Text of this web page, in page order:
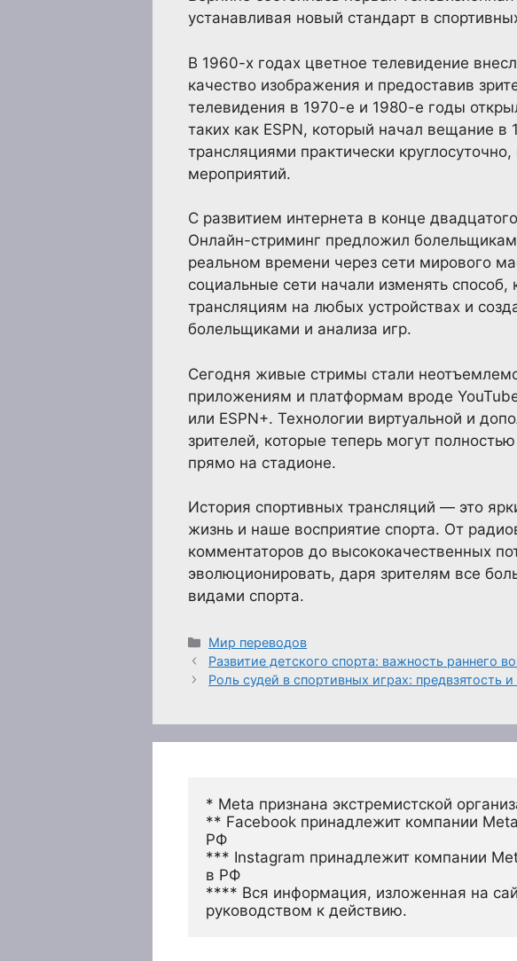
устанавливая новый стандарт в
В 1960-х годах цветное телевидение
качество изображения и предоставив
телевидения в 1970-е и 1980-е годы
таких как ESPN, который начал вещание
трансляциями практически
мероприятий.
С развитием интернета в конце
Онлайн-стриминг предложил
реальном времени через сети мирового
социальные сети начали изменять
трансляциям на любых устройствах и
болельщиками и анализа игр.
Сегодня живые стримы стали
приложениям и платформам вроде
или ESPN+. Технологии виртуальной и
зрителей, которые теперь могут
прямо на стадионе.
История спортивных трансляций — это
жизнь и наше восприятие спорта. От
комментаторов до высококачественных
эволюционировать, даря зрителям все
видами спорта.
Рубрики
Мир переводов
Развитие детского спорта: важность раннего
Роль судей в спортивных играх: предвзятость
* Meta признана экстремистской
** Facebook принадлежит компании
РФ
*** Instagram принадлежит компании
в РФ
**** Вся информация, изложенная на
руководством к действию.